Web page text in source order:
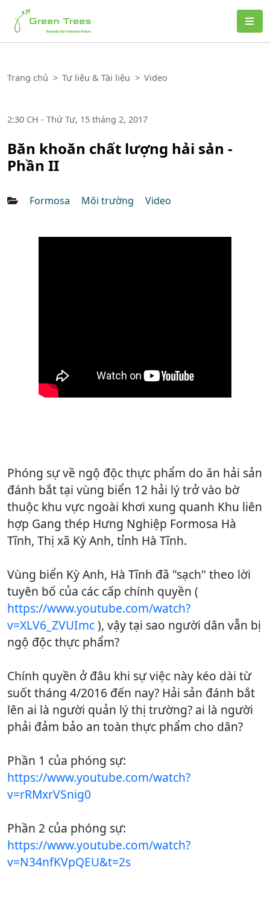
Green Trees
Trang chủ > Tư liệu & Tài liệu > Video
2:30 CH - Thứ Tư, 15 tháng 2, 2017
Băn khoăn chất lượng hải sản -
Phần II
Formosa Môi trường Video
Phóng sự về ngộ độc thực phẩm do ăn hải sản
đánh bắt tại vùng biển 12 hải lý trở vào bờ
thuộc khu vực ngoài khơi xung quanh Khu liên
hợp Gang thép Hưng Nghiệp Formosa Hà
Tĩnh, Thị xã Kỳ Anh, tỉnh Hà Tĩnh.
Vùng biển Kỳ Anh, Hà Tĩnh đã "sạch" theo lời
tuyên bố của các cấp chính quyền (
https://www.youtube.com/watch?
v=XLV6_ZVUImc), vậy tại sao người dân vẫn bị
ngộ độc thực phẩm?
Chính quyền ở đâu khi sự việc này kéo dài từ
suốt tháng 4/2016 đến nay? Hải sản đánh bắt
lên ai là người quản lý thị trường? ai là người
phải đảm bảo an toàn thực phẩm cho dân?
Phần 1 của phóng sự:
https://www.youtube.com/watch?
v=rRMxrVSnig0
Phần 2 của phóng sự:
https://www.youtube.com/watch?
v=N34nfKVpQEU&t=2s